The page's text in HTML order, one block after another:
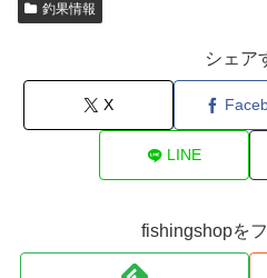
釣果情報
シェア
X
LINE
fishingshopを